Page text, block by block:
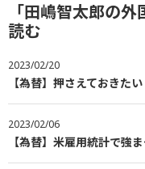
「田嶋智太郎の
読む
2023/02/20
【為替】押さえておきた
2023/02/06
【為替】米雇用統計で強